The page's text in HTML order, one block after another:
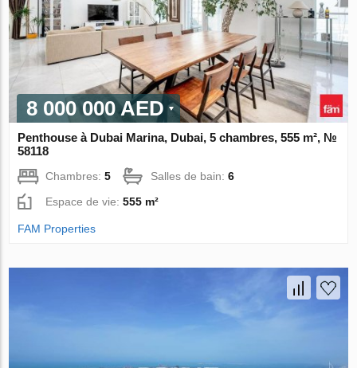
8 000 000 AED
Penthouse à Dubai Marina, Dubai, 5 chambres, 555 m², №
58118
Chambres:5 Salles de bain:6
Espace de vie:555 m²
FAM Properties